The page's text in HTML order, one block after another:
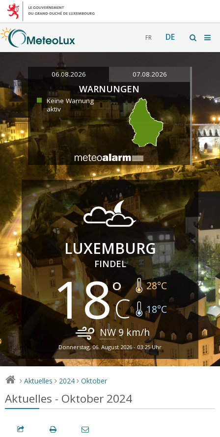
FR DE
06.08.2026 07.08.2026
WARNUNGEN
Keine Warnung
aktiv
LUXEMBURG
FINDEL
18 28°C
18°C
NW9 km/h
Donnerstag, 06. August 2026 - 03:25 Uhr
> Aktuelles > 2024 > Oktober
Aktuelles - Oktober 2024